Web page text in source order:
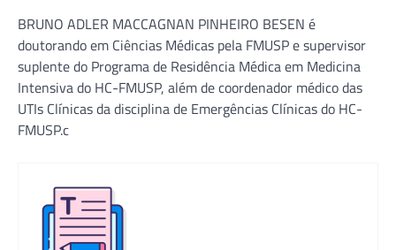
BRUNO ADLER MACCAGNAN PINHEIRO BESEN é
doutorando em Ciências Médicas pela FMUSP e supervisor
suplente do Programa de Residência Médica em Medicina
Intensiva do HC-FMUSP, além de coordenador médico das
UTIs Clínicas da disciplina de Emergências Clínicas do HC-
FMUSP.c